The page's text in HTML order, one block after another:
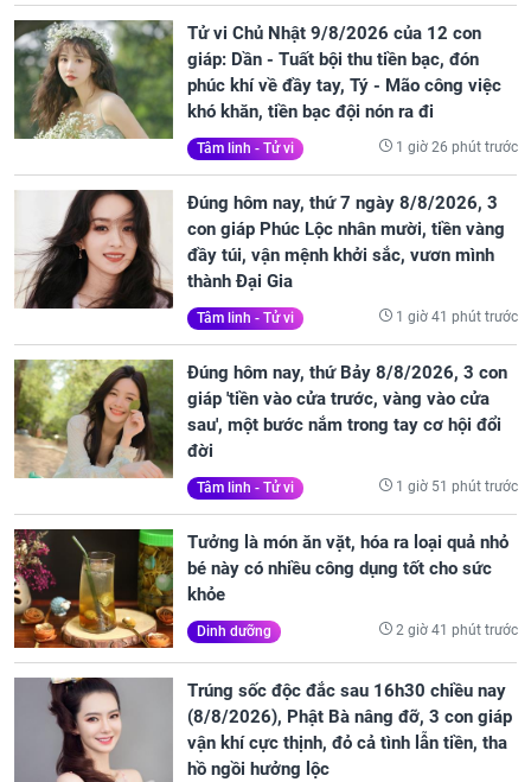
Tử vi Chủ Nhật 9/8/2026 của 12 con
giáp: Dần - Tuất bội thu tiền bạc, đón
phúc khí về đầy tay, Tý - Mão công việc
khó khăn, tiền bạc đội nón ra đi
Tâm linh - Tử vi 1 giờ 26 phút trước
Đúng hôm nay, thứ 7 ngày 8/8/2026, 3
con giáp Phúc Lộc nhân mười, tiền vàng
đầy túi, vận mệnh khởi sắc, vươn mình
thành Đại Gia
Tâm linh - Tử vi 1 giờ 41 phút trước
Đúng hôm nay, thứ Bảy 8/8/2026, 3 con
giáp 'tiền vào cửa trước, vàng vào cửa
sau', một bước nắm trong tay cơ hội đổi
đời
Tâm linh - Tử vi 1 giờ 51 phút trước
Tưởng là món ăn vặt, hóa ra loại quả nhỏ
bé này có nhiều công dụng tốt cho sức
khỏe
Dinh dưỡng 2 giờ 41 phút trước
Trúng sốc độc đắc sau 16h30 chiều nay
(8/8/2026), Phật Bà nâng đỡ, 3 con giáp
vận khí cực thịnh, đỏ cả tình lẫn tiền, tha
hồ ngồi hưởng lộc